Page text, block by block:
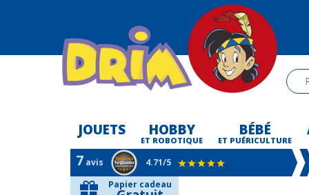
JOUETS HOBBY
ET ROBOTIQUE
BÉBÉ
ET PUÉRICULTURE
7 avis 4.71/5
Papier cadeau